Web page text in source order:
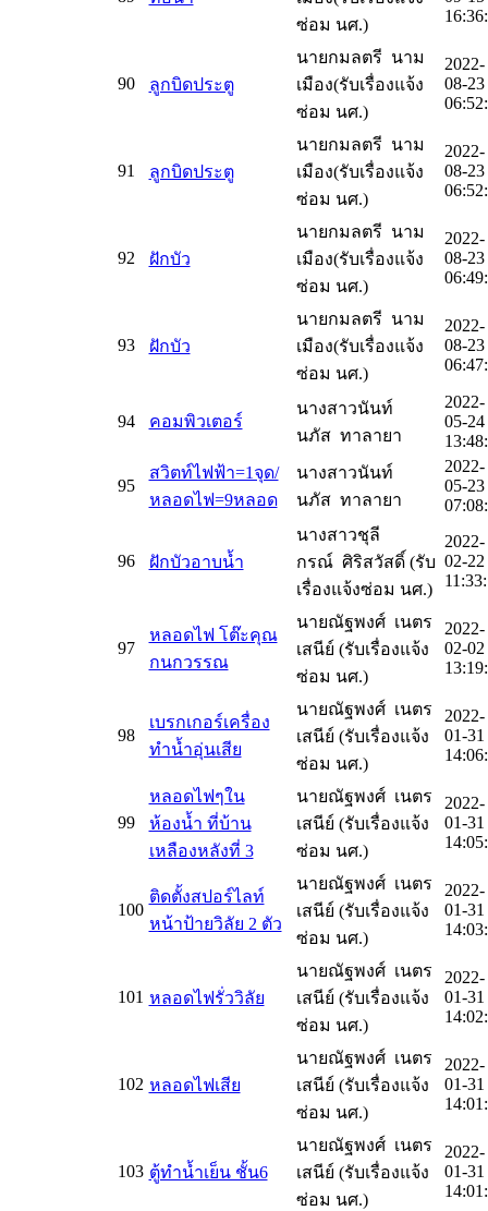
ซ่อม นศ.)
90 ลูกบิดประตู
นายกมลตรี นาม
เมือง(รับเรื่องแจ้ง
ซ่อม นศ.)
2022-
08-23
91 ลูกบิดประตู
นายกมลตรี นาม
เมือง(รับเรื่องแจ้ง
ซ่อม นศ.)
2022-
08-23
92 ฝักบัว
นายกมลตรี นาม
เมือง(รับเรื่องแจ้ง
ซ่อม นศ.)
2022-
08-23
93 ฝักบัว
นายกมลตรี นาม
เมือง(รับเรื่องแจ้ง
ซ่อม นศ.)
2022-
08-23
94 คอมพิวเตอร์
นางสาวนันท์
นภัส ทาลายา
2022-
05-24
95
สวิตท์ไฟฟ้า=1จุด/
หลอดไฟ=9หลอด
นางสาวนันท์
นภัส ทาลายา
2022-
05-23
96 ฝักบัวอาบน้ำ
นางสาวชุลี
กรณ์ ศิริสวัสดิ์ (รับ
เรื่องแจ้งซ่อม นศ.)
2022-
02-22
97
หลอดไฟ โต๊ะคุณ
กนกวรรณ
นายณัฐพงศ์ เนตร
เสนีย์ (รับเรื่องแจ้ง
ซ่อม นศ.)
2022-
02-02
98
เบรกเกอร์เครื่อง
ทำน้ำอุ่นเสีย
นายณัฐพงศ์ เนตร
เสนีย์ (รับเรื่องแจ้ง
ซ่อม นศ.)
2022-
01-31
99
หลอดไฟๆใน
ห้องน้ำ ที่บ้าน
เหลืองหลังที่ 3
นายณัฐพงศ์ เนตร
เสนีย์ (รับเรื่องแจ้ง
ซ่อม นศ.)
2022-
01-31
100
ติดตั้งสปอร์ไลท์
หน้าป้ายวิลัย 2 ตัว
นายณัฐพงศ์ เนตร
เสนีย์ (รับเรื่องแจ้ง
ซ่อม นศ.)
2022-
01-31
101 หลอดไฟรั่ววิลัย
นายณัฐพงศ์ เนตร
เสนีย์ (รับเรื่องแจ้ง
ซ่อม นศ.)
2022-
01-31
102 หลอดไฟเสีย
นายณัฐพงศ์ เนตร
เสนีย์ (รับเรื่องแจ้ง
ซ่อม นศ.)
2022-
01-31
103 ตู้ทำน้ำเย็น ชั้น6
นายณัฐพงศ์ เนตร
เสนีย์ (รับเรื่องแจ้ง
ซ่อม นศ.)
2022-
01-31